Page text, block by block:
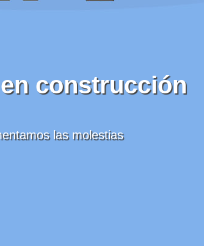
construcción
las molestias